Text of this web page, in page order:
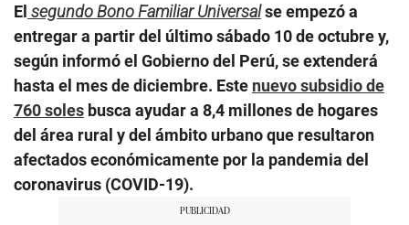
El segundo Bono Familiar Universalse empezó a
entregar a partir del último sábado 10 de octubre y,
según informó el Gobierno del Perú, se extenderá
hasta el mes de diciembre. Este nuevo subsidio de
760 soles busca ayudar a 8,4 millones de hogares
del área rural y del ámbito urbano que resultaron
afectados económicamente por la pandemia del
coronavirus (COVID-19).